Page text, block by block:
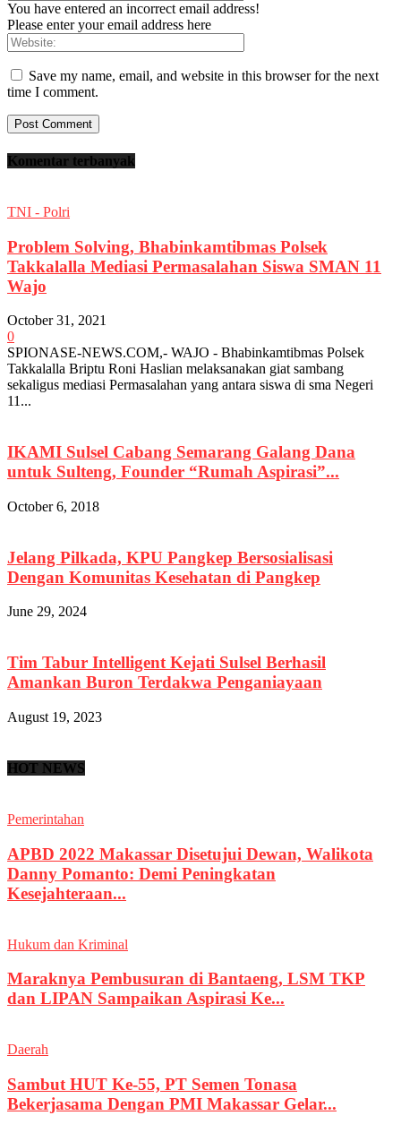
You have entered an incorrect email address!
Please enter your email address here
Save my name, email, and website in this browser for the next
time I comment.
Komentar terbanyak
TNI - Polri
Problem Solving, Bhabinkamtibmas Polsek
Takkalalla Mediasi Permasalahan Siswa SMAN 11
Wajo
October 31, 2021
0
SPIONASE-NEWS.COM,- WAJO - Bhabinkamtibmas Polsek
Takkalalla Briptu Roni Haslian melaksanakan giat sambang
sekaligus mediasi Permasalahan yang antara siswa di sma Negeri
11...
IKAMI Sulsel Cabang Semarang Galang Dana
untuk Sulteng, Founder “Rumah Aspirasi”...
October 6, 2018
Jelang Pilkada, KPU Pangkep Bersosialisasi
Dengan Komunitas Kesehatan di Pangkep
June 29, 2024
Tim Tabur Intelligent Kejati Sulsel Berhasil
Amankan Buron Terdakwa Penganiayaan
August 19, 2023
HOT NEWS
Pemerintahan
APBD 2022 Makassar Disetujui Dewan, Walikota
Danny Pomanto: Demi Peningkatan
Kesejahteraan...
Hukum dan Kriminal
Maraknya Pembusuran di Bantaeng, LSM TKP
dan LIPAN Sampaikan Aspirasi Ke...
Daerah
Sambut HUT Ke-55, PT Semen Tonasa
Bekerjasama Dengan PMI Makassar Gelar...